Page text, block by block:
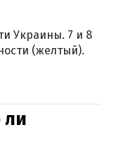
Украины. 7 и 8
(желтый).
ли